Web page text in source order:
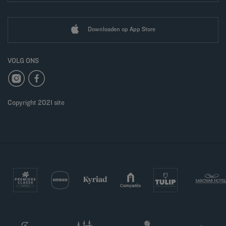
Downloaden op App Store
VOLG ONS
Copyright 2021 site